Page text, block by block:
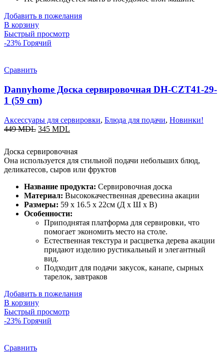
Добавить в пожелания
В корзину
Быстрый просмотр
-23% Горячий
Сравнить
Dannyhome Доска сервировочная DH-CZT41-29-
1 (59 cm)
Аксессуары для сервировки, Блюда для подачи, Новинки!
449MDL 345 MDL
Доска сервировочная
Она используется для стильной подачи небольших блюд,
деликатесов, сыров или фруктов
Название продукта: Сервировочная доска
Материал: Высококачественная древесина акации
Размеры: 59 x 16.5 x 22см (Д x Ш x В)
Особенности:
Приподнятая платформа для сервировки, что
помогает экономить место на столе.
Естественная текстура и расцветка дерева акации
придают изделию рустикальный и элегантный
вид.
Подходит для подачи закусок, канапе, сырных
тарелок, завтраков
Добавить в пожелания
В корзину
Быстрый просмотр
-23% Горячий
Сравнить